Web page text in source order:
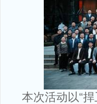
本次活动以“